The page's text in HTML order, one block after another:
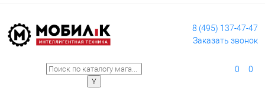
8 (495) 137-47-47
Заказать звонок
0 0